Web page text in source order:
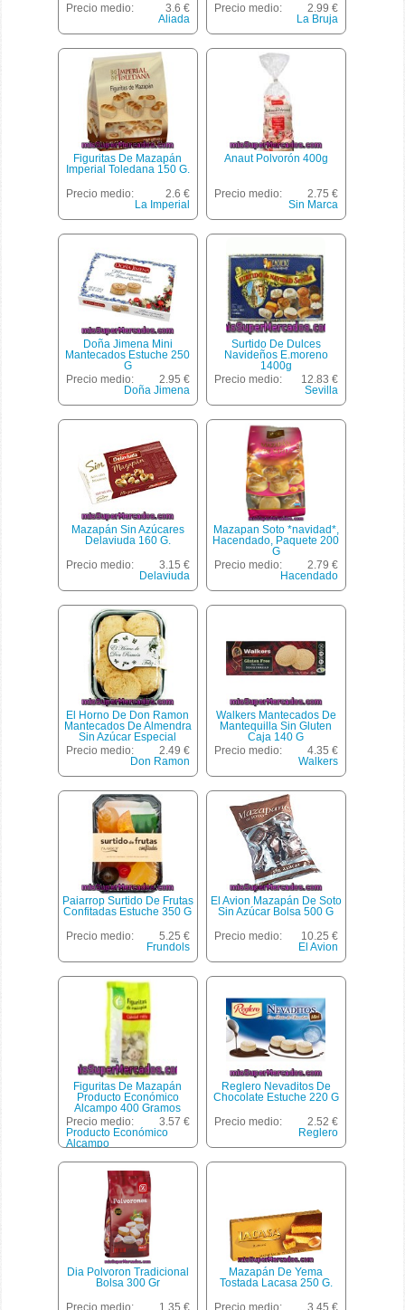
Precio medio:
3.6 €
Aliada
Precio medio:
2.99 €
La Bruja
Figuritas De Mazapán
Imperial Toledana 150 G.
Precio medio:
2.6 €
La Imperial
Anaut Polvorón 400g
Precio medio:
2.75 €
Sin Marca
Doña Jimena Mini
Mantecados Estuche 250
G
Precio medio:
2.95 €
Doña Jimena
Surtido De Dulces
Navideños E.moreno
1400g
Precio medio:
12.83 €
Sevilla
Mazapán Sin Azúcares
Delaviuda 160 G.
Precio medio:
3.15 €
Delaviuda
Mazapan Soto *navidad*,
Hacendado, Paquete 200
G
Precio medio:
2.79 €
Hacendado
El Horno De Don Ramon
Mantecados De Almendra
Sin Azúcar Especial
Diabéticos Envase 200 G
Precio medio:
2.49 €
Don Ramon
Walkers Mantecados De
Mantequilla Sin Gluten
Caja 140 G
Precio medio:
4.35 €
Walkers
Paiarrop Surtido De Frutas
Confitadas Estuche 350 G
Precio medio:
5.25 €
Frundols
El Avion Mazapán De Soto
Sin Azúcar Bolsa 500 G
Precio medio:
10.25 €
El Avion
Figuritas De Mazapán
Producto Económico
Alcampo 400 Gramos
Precio medio:
3.57 €
Producto Económico
Alcampo
Reglero Nevaditos De
Chocolate Estuche 220 G
Precio medio:
2.52 €
Reglero
Dia Polvoron Tradicional
Bolsa 300 Gr
Mazapán De Yema
Tostada Lacasa 250 G.